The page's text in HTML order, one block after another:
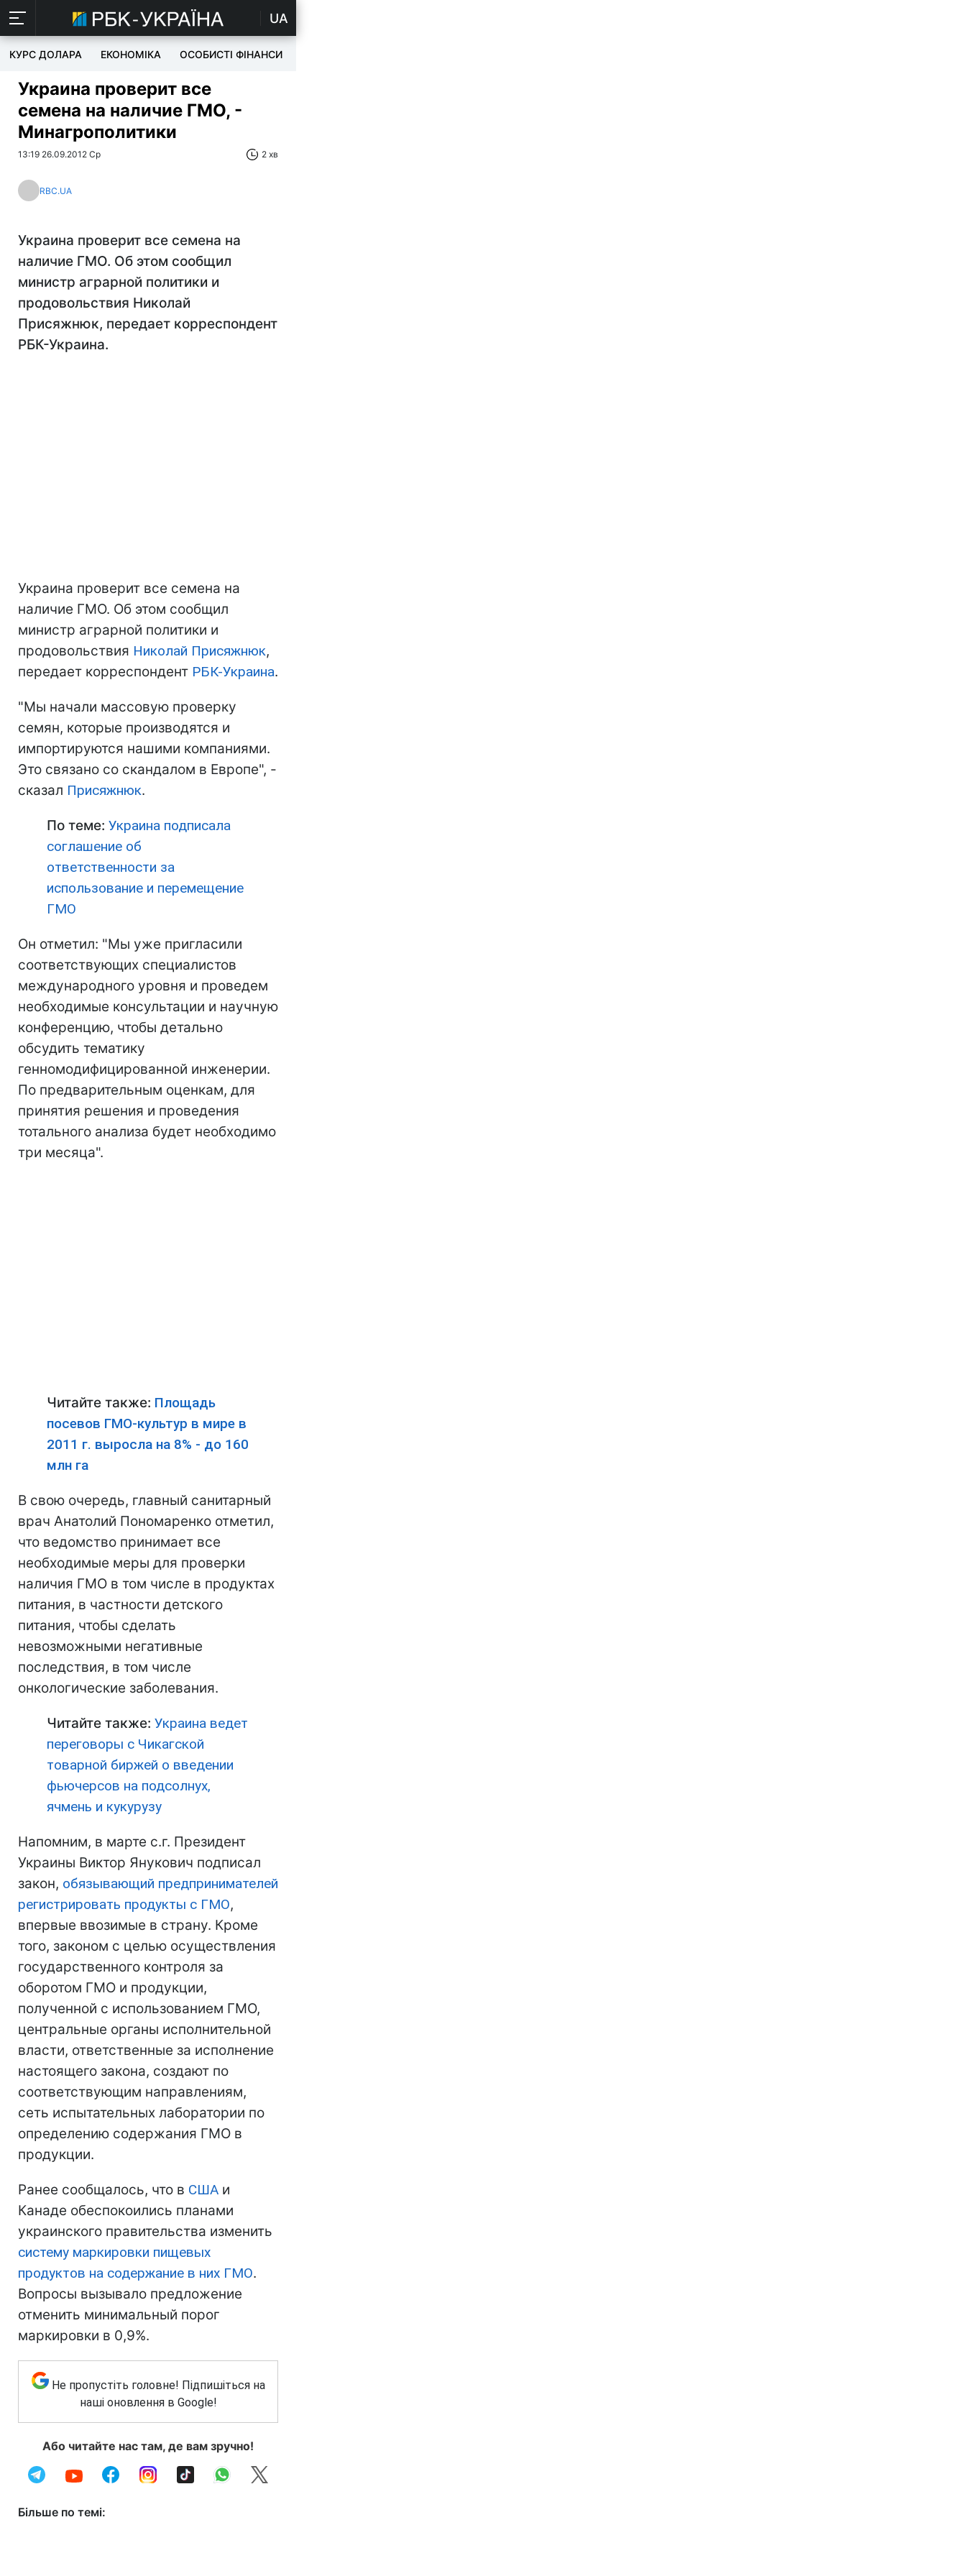
UA
КУРС ДОЛАРА ЕКОНОМІКА ОСОБИСТІ ФІНАНСИ
Украина проверит все
семена на наличие ГМО, -
Минагрополитики
13:19 26.09.2012 Ср 2 хв
RBC.UA
Украина проверит все семена на
наличие ГМО. Об этом сообщил
министр аграрной политики и
продовольствия Николай
Присяжнюк, передает корреспондент
РБК-Украина.
Украина проверит все семена на
наличие ГМО. Об этом сообщил
министр аграрной политики и
продовольствия Николай Присяжнюк,
передает корреспондент РБК-Украина.
"Мы начали массовую проверку
семян, которые производятся и
импортируются нашими компаниями.
Это связано со скандалом в Европе", -
сказал Присяжнюк.
По теме: Украина подписала
соглашение об
ответственности за
использование и перемещение
ГМО
Он отметил: "Мы уже пригласили
соответствующих специалистов
международного уровня и проведем
необходимые консультации и научную
конференцию, чтобы детально
обсудить тематику
генномодифицированной инженерии.
По предварительным оценкам, для
принятия решения и проведения
тотального анализа будет необходимо
три месяца".
Читайте также: Площадь
посевов ГМО-культур в мире в
2011 г. выросла на 8% - до 160
млн га
В свою очередь, главный санитарный
врач Анатолий Пономаренко отметил,
что ведомство принимает все
необходимые меры для проверки
наличия ГМО в том числе в продуктах
питания, в частности детского
питания, чтобы сделать
невозможными негативные
последствия, в том числе
онкологические заболевания.
Читайте также: Украина ведет
переговоры с Чикагской
товарной биржей о введении
фьючерсов на подсолнух,
ячмень и кукурузу
Напомним, в марте с.г. Президент
Украины Виктор Янукович подписал
закон, обязывающий предпринимателей
регистрировать продукты с ГМО,
впервые ввозимые в страну. Кроме
того, законом с целью осуществления
государственного контроля за
оборотом ГМО и продукции,
полученной с использованием ГМО,
центральные органы исполнительной
власти, ответственные за исполнение
настоящего закона, создают по
соответствующим направлениям,
сеть испытательных лаборатории по
определению содержания ГМО в
продукции.
Ранее сообщалось, что в США и
Канаде обеспокоились планами
украинского правительства изменить
систему маркировки пищевых
продуктов на содержание в них ГМО.
Вопросы вызывало предложение
отменить минимальный порог
маркировки в 0,9%.
Не пропустіть головне! Підпишіться на
наші оновлення в Google!
Або читайте нас там, де вам зручно!
Більше по темі: